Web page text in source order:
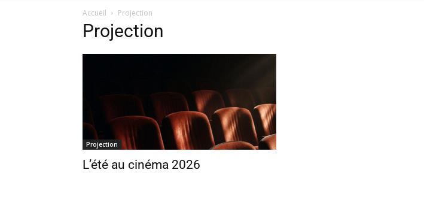
Accueil Projection
Projection
Projection
L’été au cinéma 2026